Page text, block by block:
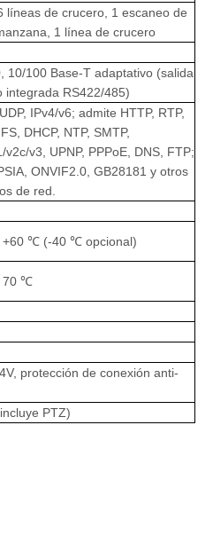
líneas de crucero, 1 escaneo de
1 línea de crucero
10/100 Base-T adaptativo (salida
integrada RS422/485)
IPv4/v6; admite HTTP, RTP,
DHCP, NTP, SMTP,
v2c/v3, UPNP, PPPoE, DNS, FTP;
ONVIF2.0, GB28181 y otros
de red.
℃ (-40 ℃ opcional)
70 ℃
protección de conexión anti-
PTZ)